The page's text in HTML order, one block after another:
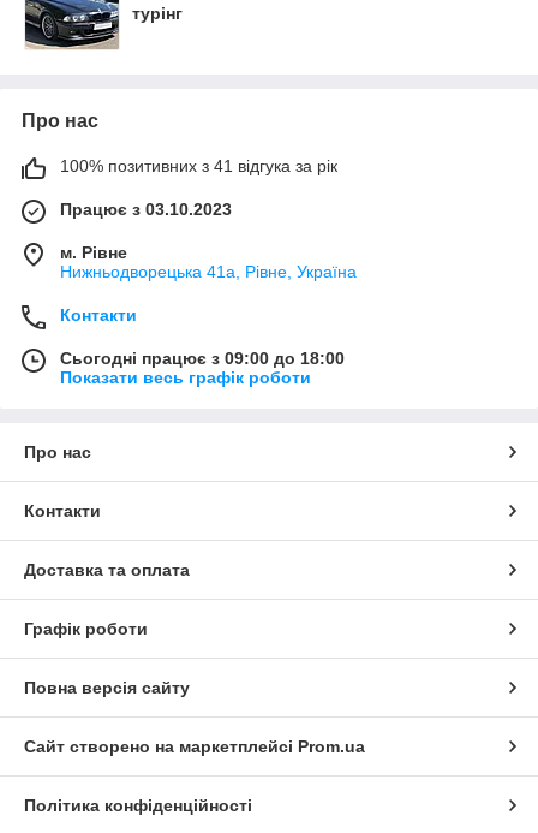
турінг
Про нас
100% позитивних з 41 відгука за рік
Працює з 03.10.2023
м. Рівне
Нижньодворецька 41а, Рівне, Україна
Контакти
Сьогодні працює з 09:00 до 18:00
Показати весь графік роботи
Про нас
Контакти
Доставка та оплата
Графік роботи
Повна версія сайту
Сайт створено на маркетплейсі Prom.ua
Політика конфіденційності